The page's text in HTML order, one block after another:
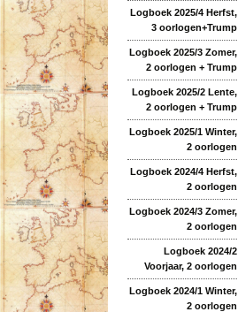
Logboek 2025/4 Herfst,
3 oorlogen+Trump
Logboek 2025/3 Zomer,
2 oorlogen + Trump
Logboek 2025/2 Lente,
2 oorlogen + Trump
Logboek 2025/1 Winter,
2 oorlogen
Logboek 2024/4 Herfst,
2 oorlogen
Logboek 2024/3 Zomer,
2 oorlogen
Logboek 2024/2
Voorjaar, 2 oorlogen
Logboek 2024/1 Winter,
2 oorlogen